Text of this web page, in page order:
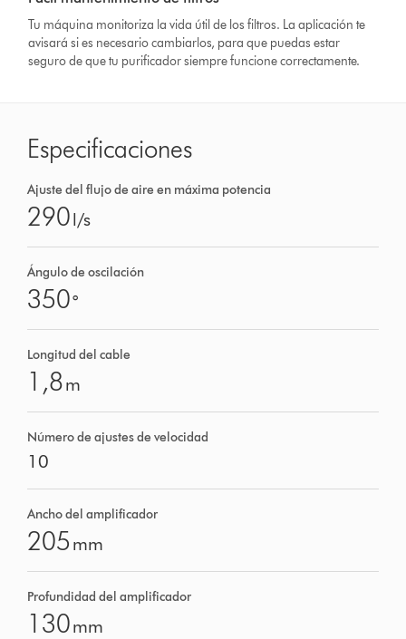
Tu máquina monitoriza la vida útil de los filtros. La aplicación te
avisará si es necesario cambiarlos, para que puedas estar
seguro de que tu purificador siempre funcione correctamente.
Especificaciones
Ajuste del flujo de aire en máxima potencia
290l/s
Ángulo de oscilación
350°
Longitud del cable
1,8m
Número de ajustes de velocidad
10
Ancho del amplificador
205 mm
Profundidad del amplificador
130mm